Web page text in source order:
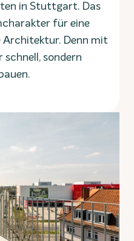
in Stuttgart. Das
für eine
Architektur. Denn mit
sondern